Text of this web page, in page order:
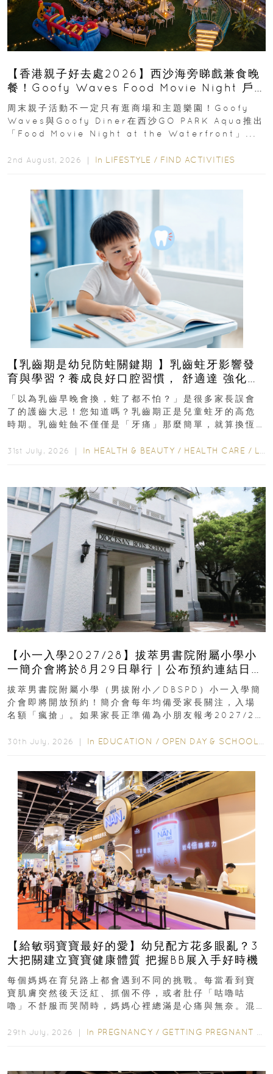
【香港親子好去處2026】西沙海旁睇戲兼食晚
餐！Goofy Waves Food Movie Night 戶
外影院逢週末登場
周末親子活動不一定只有逛商場和主題樂園！Goofy
Waves與Goofy Diner在西沙GO PARK Aqua推出
「Food Movie Night at the Waterfront」...
2nd August, 2026 ｜ In LIFESTYLE / FIND ACTIVITIES
【乳齒期是幼兒防蛀關鍵期 】乳齒蛀牙影響發
育與學習？養成良好口腔習慣， 舒適達 強化琺
瑯質 兒童牙膏防護指南
「以為乳齒早晚會換，蛀了都不怕？」是很多家長誤會
了的護齒大忌！您知道嗎？乳齒期正是兒童蛀牙的高危
時期。乳齒蛀蝕不僅僅是「牙痛」那麼簡單，就算換恆
31st July, 2026 ｜ In HEALTH & BEAUTY / HEALTH CARE / LIFESTYLE
【小一入學2027/28】拔萃男書院附屬小學小
一簡介會將於8月29日舉行｜公布預約連結日期
｜更設有網上重溫
拔萃男書院附屬小學（男拔附小／DBSPD）小一入學簡
介會即將開放預約！簡介會每年均備受家長關注，入場
名額「瘋搶」。如果家長正準備為小朋友報考2027/28
30th July, 2026 ｜ In EDUCATION / OPEN DAY & SCHOOL EVENTS
【給敏弱寶寶最好的愛】幼兒配方花多眼亂？3
大把關建立寶寶健康體質 把握BB展入手好時機
每個媽媽在育兒路上都會遇到不同的挑戰。每當看到寶
寶肌膚突然後天泛紅、抓個不停，或者肚仔「咕嚕咕
嚕」不舒服而哭鬧時，媽媽心裡總滿是心痛與無奈。混
29th July, 2026 ｜ In PREGNANCY / GETTING PREGNANT